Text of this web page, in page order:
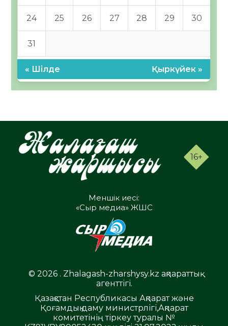
24 25 26 27 28 29 30
31
« Шілде Қыркүйек »
16+
Меншік иесі:
«Сыр медиа» ЖШС
© 2026 . Zhalagash-zharshysy.kz ақпараттық
агенттігі.
Қазақстан Республикасы Ақпарат және
Қоғамдық даму министрлігі,Ақпарат
комитетінің тіркеу туралы №